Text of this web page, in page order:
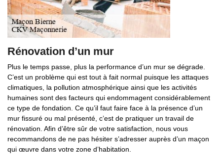
Rénovation d’un mur
Plus le temps passe, plus la performance d’un mur se dégrade.
C’est un problème qui est tout à fait normal puisque les attaques
climatiques, la pollution atmosphérique ainsi que les activités
humaines sont des facteurs qui endommagent considérablement
ce type de fondation. Ce qu’il faut faire face à la présence d’un
mur fissuré ou mal présenté, c’est de pratiquer un travail de
rénovation. Afin d’être sûr de votre satisfaction, nous vous
recommandons de ne pas hésiter s’adresser auprès d’un maçon
qui œuvre dans votre zone d’habitation.